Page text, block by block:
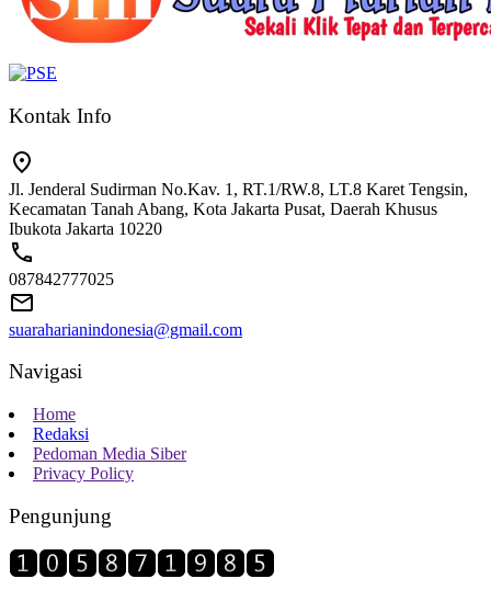
Kontak Info
Jl. Jenderal Sudirman No.Kav. 1, RT.1/RW.8, LT.8 Karet Tengsin,
Kecamatan Tanah Abang, Kota Jakarta Pusat, Daerah Khusus
Ibukota Jakarta 10220
087842777025
suaraharianindonesia@gmail.com
Navigasi
Home
Redaksi
Pedoman Media Siber
Privacy Policy
Pengunjung